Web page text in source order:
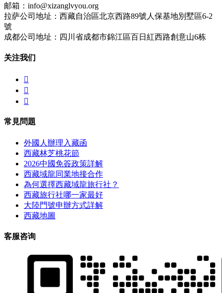
邮箱：info@xizanglvyou.org
拉萨公司地址：西藏自治區北京西路89號人保基地別墅區6-2
號
成都公司地址：四川省成都市錦江區百日紅西路創意山6栋
关注我们



常見問題
外國人辦理入藏函
西藏林芝桃花節
2026中國免簽政策詳解
西藏域龍同業地接合作
為何選擇西藏域龍旅行社？
西藏旅行社哪一家最好
大陸門號申辦方式詳解
西藏地圖
客服咨询